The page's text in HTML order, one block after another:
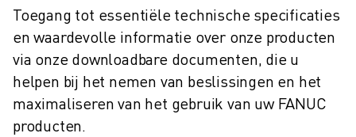
CONTACT
LOCATIES
Toegang tot essentiële technische specificaties
en waardevolle informatie over onze producten
via onze downloadbare documenten, die u
helpen bij het nemen van beslissingen en het
maximaliseren van het gebruik van uw FANUC
producten.